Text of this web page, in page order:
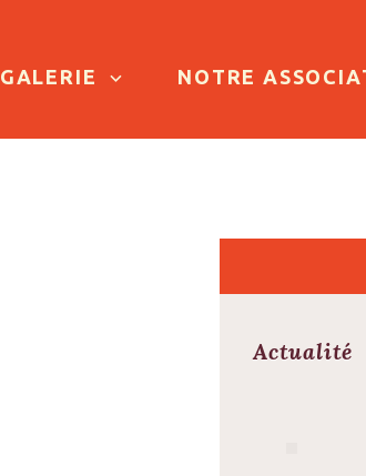
GALERIE NOTRE
Actualité